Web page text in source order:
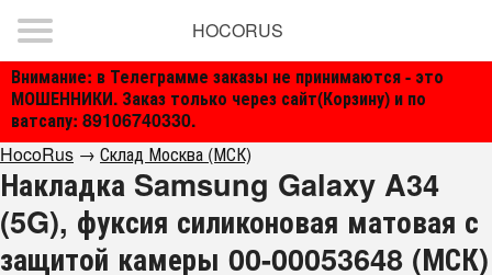
Внимание: в Телеграмме заказы не принимаются - это
МОШЕННИКИ. Заказ только через сайт(Корзину) и по
ватсапу: 89106740330.
HOCORUS
HocoRus → Склад Москва (МСК)
Накладка Samsung Galaxy A34
(5G), фуксия силиконовая матовая с
защитой камеры 00-00053648 (МСК)